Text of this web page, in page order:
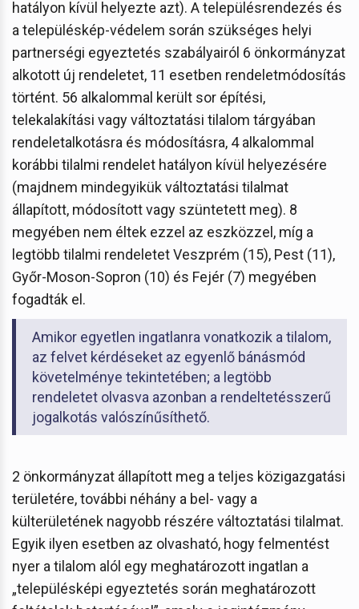
hatályon kívül helyezte azt). A településrendezés és
a településkép-védelem során szükséges helyi
partnerségi egyeztetés szabályairól 6 önkormányzat
alkotott új rendeletet, 11 esetben rendeletmódosítás
történt. 56 alkalommal került sor építési,
telekalakítási vagy változtatási tilalom tárgyában
rendeletalkotásra és módosításra, 4 alkalommal
korábbi tilalmi rendelet hatályon kívül helyezésére
(majdnem mindegyikük változtatási tilalmat
állapított, módosított vagy szüntetett meg). 8
megyében nem éltek ezzel az eszközzel, míg a
legtöbb tilalmi rendeletet Veszprém (15), Pest (11),
Győr-Moson-Sopron (10) és Fejér (7) megyében
fogadták el.
Amikor egyetlen ingatlanra vonatkozik a tilalom,
az felvet kérdéseket az egyenlő bánásmód
követelménye tekintetében; a legtöbb
rendeletet olvasva azonban a rendeltetésszerű
jogalkotás valószínűsíthető.
2 önkormányzat állapított meg a teljes közigazgatási
területére, további néhány a bel- vagy a
külterületének nagyobb részére változtatási tilalmat.
Egyik ilyen esetben az olvasható, hogy felmentést
nyer a tilalom alól egy meghatározott ingatlan a
„településképi egyeztetés során meghatározott